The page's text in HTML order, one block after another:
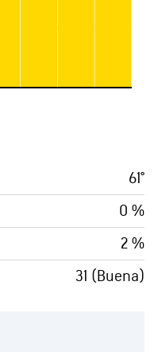
61°
0 %
2 %
31 (Buena)